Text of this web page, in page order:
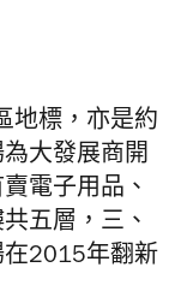
地標，亦是約
大發展商開
電子用品、
五層，三、
在2015年翻新